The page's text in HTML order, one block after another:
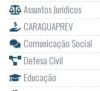
Assuntos Jurídicos
CARAGUAPREV
Comunicação Social
Defesa Civil
Educação